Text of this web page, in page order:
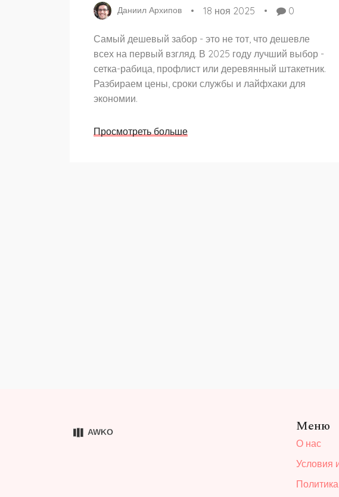
Даниил Архипов 18 ноя 2025 0
Самый дешевый забор - это не тот, что дешевле
всех на первый взгляд. В 2025 году лучший выбор -
сетка-рабица, профлист или деревянный штакетник.
Разбираем цены, сроки службы и лайфхаки для
экономии.
Просмотреть больше
Меню
О нас
Условия